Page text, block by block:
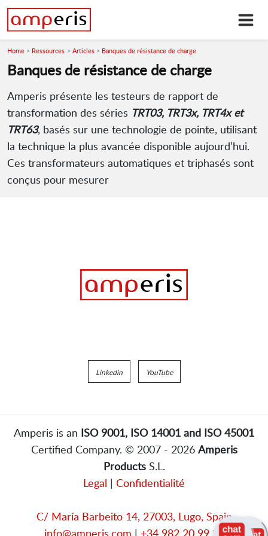
Home Ressources Articles Banques de résistance de charge
Banques de résistance de charge
Amperis présente les testeurs de rapport de
transformation des séries TRT03, TRT3x, TRT4x et
TRT63, basés sur une technologie de pointe, utilisant
la technique la plus avancée disponible aujourd’hui.
Ces transformateurs automatiques et triphasés sont
conçus pour mesurer
Linkedin YouTube
Amperis is an ISO 9001, ISO 14001 and ISO 45001
Certified Company. © 2007 - 2026 Amperis
ProductsS.L.
Legal | Confidentialité
C/ María Barbeito 14, 27003, Lugo, Spain
info@amperis.com | +34 982 20 99 20